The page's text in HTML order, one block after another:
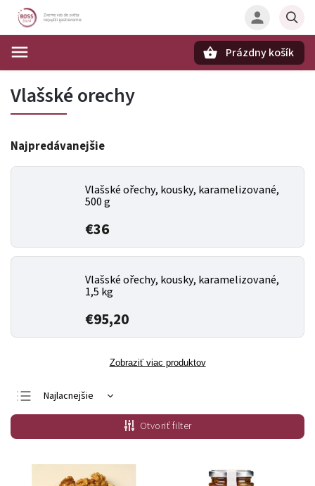
Prázdny košík
Vlašské orechy
Najpredávanejšie
Vlašské ořechy, kousky, karamelizované,
500 g
€36
Vlašské ořechy, kousky, karamelizované,
1,5 kg
€95,20
Zobraziť viac produktov
Najlacnejšie
Najdrahšie
Najpredávanejšie
Abecedne
Otvoriť filter